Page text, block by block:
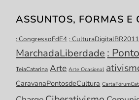
ASSUNTOS, FORMAS E
: CongressoFdE4 : CulturaDigitalBR2011
MarchadaLiberdade :
TeiaCatarina Arte Arte Ocasional
CaravanaPontosdeCultura